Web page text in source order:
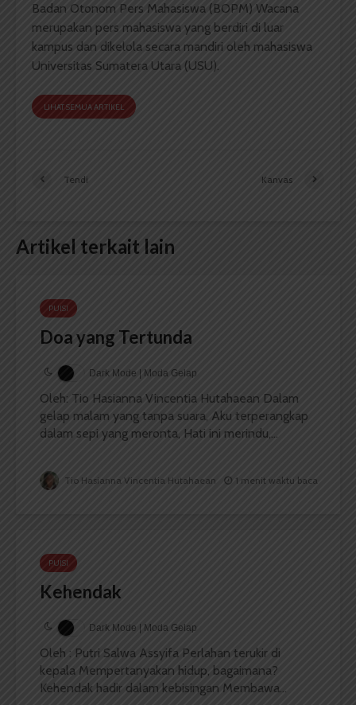
Badan Otonom Pers Mahasiswa (BOPM) Wacana
merupakan pers mahasiswa yang berdiri di luar
kampus dan dikelola secara mandiri oleh mahasiswa
Universitas Sumatera Utara (USU).
LIHAT SEMUA ARTIKEL
Tendi Kanvas
Artikel terkait lain
PUISI
Doa yang Tertunda
Dark Mode | Moda Gelap
Oleh: Tio Hasianna Vincentia Hutahaean Dalam
gelap malam yang tanpa suara, Aku terperangkap
dalam sepi yang meronta, Hati ini merindu,...
Tio Hasianna Vincentia Hutahaean 1 menit waktu baca
PUISI
Kehendak
Dark Mode | Moda Gelap
Oleh : Putri Salwa Assyifa Perlahan terukir di
kepala Mempertanyakan hidup, bagaimana?
Kehendak hadir dalam kebisingan Membawa...